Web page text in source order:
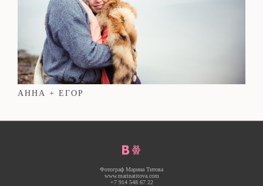
АННА + ЕГОР
Фотограф Марина Титова
www.marinatitova.com
+7 914 548 67 22